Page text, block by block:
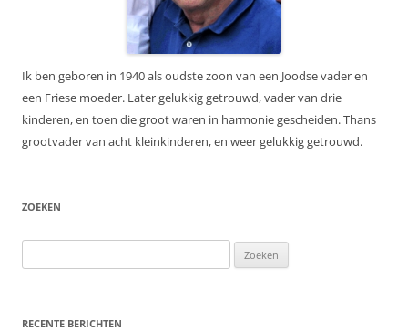
Ik ben geboren in 1940 als oudste zoon van een Joodse vader en
een Friese moeder. Later gelukkig getrouwd, vader van drie
kinderen, en toen die groot waren in harmonie gescheiden. Thans
grootvader van acht kleinkinderen, en weer gelukkig getrouwd.
ZOEKEN
naar:
RECENTE BERICHTEN